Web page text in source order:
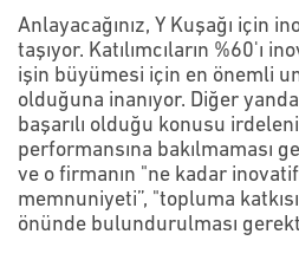
Anlayacağınız, Y Kuşağı için
taşıyor. Katılımcıların %60'ı
işin büyümesi için en önemli
olduğuna inanıyor. Diğer
başarılı olduğu konusu
performansına bakılmaması
ve o firmanın "ne kadar
memnuniyeti”, "topluma
önünde bulundurulması